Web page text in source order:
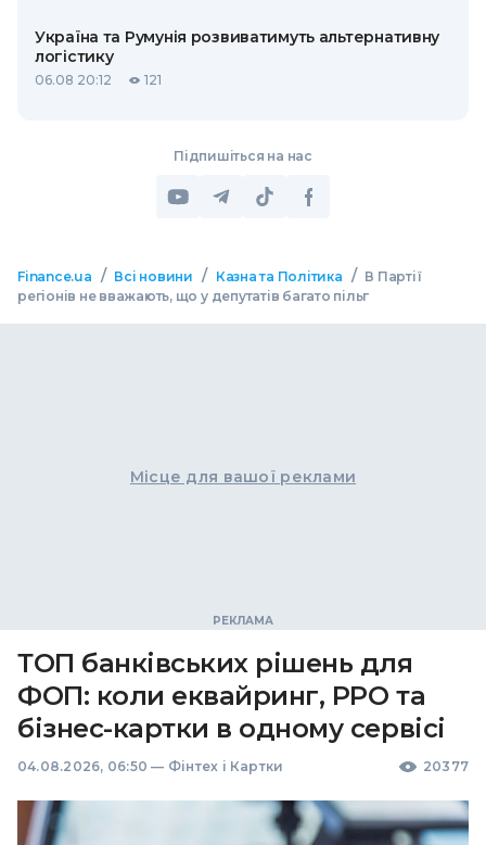
Україна та Румунія розвиватимуть альтернативну
логістику
06.08 20:12 121
Підпишіться на нас
Finance.ua / Всі новини / Казна та Політика / В Партії
регіонів не вважають, що у депутатів багато пільг
Місце для вашої реклами
ТОП банківських рішень для
ФОП: коли еквайринг, РРО та
бізнес-картки в одному сервісі
04.08.2026, 06:50 — Фінтех і Картки 20377